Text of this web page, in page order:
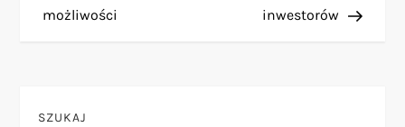
i
a
możliwości
inwestorów
SZUKAJ